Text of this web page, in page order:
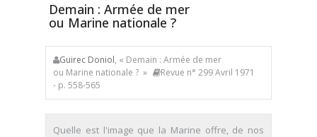
Demain : Armée de mer
ou Marine nationale ?
Guirec Doniol, « Demain : Armée de mer
ou Marine nationale ? »
Revue n° 299 Avril 1971
- p. 558-565
Quelle est l'image que la Marine offre, de nos